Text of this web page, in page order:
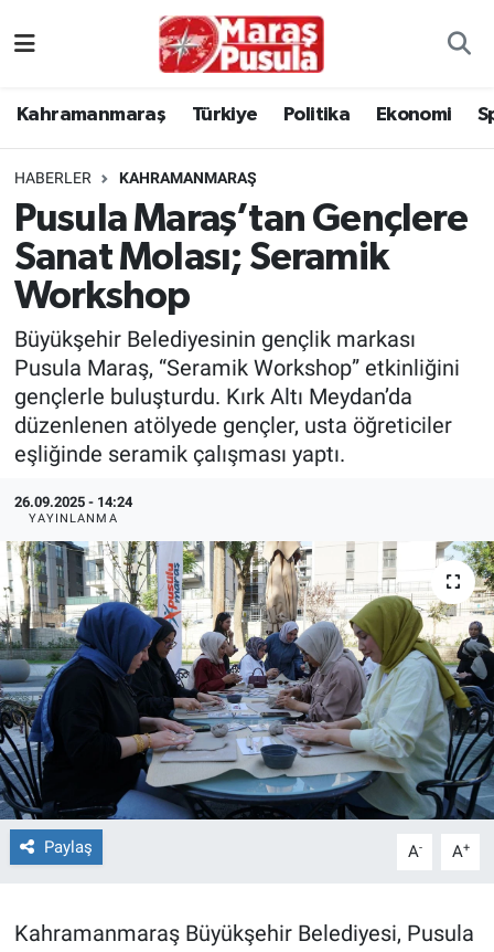
Kahramanmaraş Türkiye Politika Ekonomi
HABERLER KAHRAMANMARAŞ
Pusula Maraş’tan Gençlere
Sanat Molası; Seramik
Workshop
Büyükşehir Belediyesinin gençlik markası
Pusula Maraş, “Seramik Workshop” etkinliğini
gençlerle buluşturdu. Kırk Altı Meydan’da
düzenlenen atölyede gençler, usta öğreticiler
eşliğinde seramik çalışması yaptı.
26.09.2025 - 14:24
YAYINLANMA
Paylaş A- A+
Kahramanmaraş Büyükşehir Belediyesi, Pusula
Politika
Ekonomi
Spor
Kültür Sanat
Dünya
İlçeler
MAGAZİN
Bilim, Teknoloji
ASAYİŞ
HABERDE İNSAN
İstanbul Trafik Yoğunluk Haritası
Süper Lig Puan Durumu ve Fikstür
Tüm Manşetler
Son Dakika Haberleri